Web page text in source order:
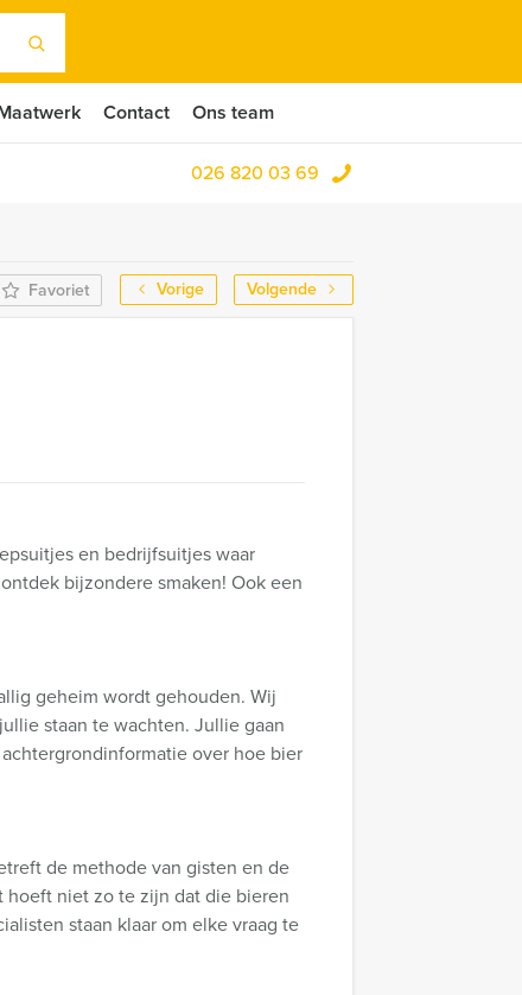
Contact Ons team
026 820 03 69
Vorige
Volgende
Favoriet
en bedrijfsuitjes waar
bijzondere smaken! Ook een
geheim wordt gehouden. Wij
staan te wachten. Jullie gaan
over hoe bier
de methode van gisten en de
hoeft niet zo te zijn dat die bieren
staan klaar om elke vraag te